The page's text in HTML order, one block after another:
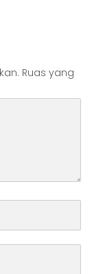
Ruas yang